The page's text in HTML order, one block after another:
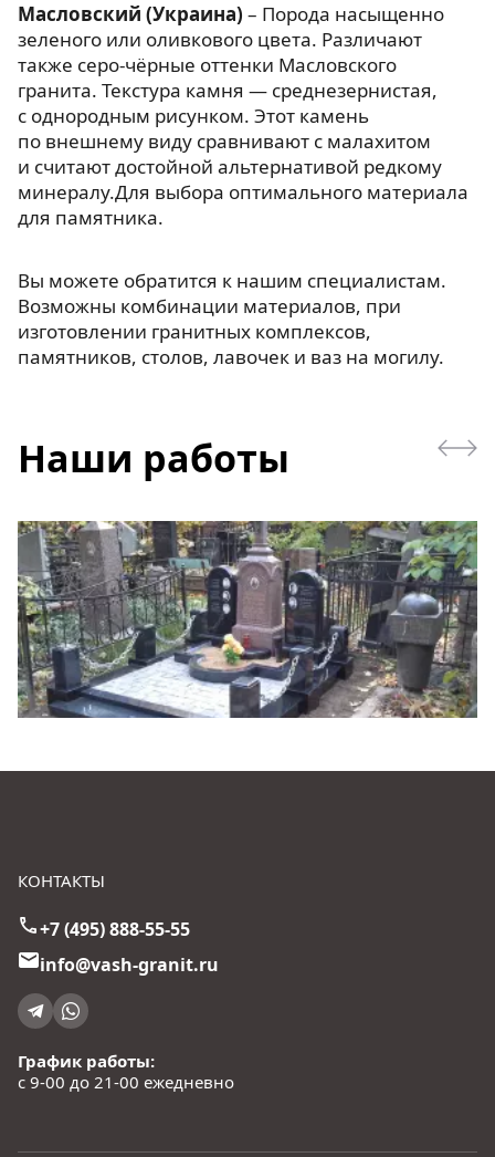
Масловский (Украина) – Порода насыщенно
зеленого или оливкового цвета. Различают
также серо-чёрные оттенки Масловского
гранита. Текстура камня — среднезернистая,
с однородным рисунком. Этот камень
по внешнему виду сравнивают с малахитом
и считают достойной альтернативой редкому
минералу.Для выбора оптимального материала
для памятника.
Вы можете обратится к нашим специалистам.
Возможны комбинации материалов, при
изготовлении гранитных комплексов,
памятников, столов, лавочек и ваз на могилу.
Наши работы
КОНТАКТЫ
+7 (495) 888-55-55
info@vash-granit.ru
График работы:
с 9-00 до 21-00 ежедневно